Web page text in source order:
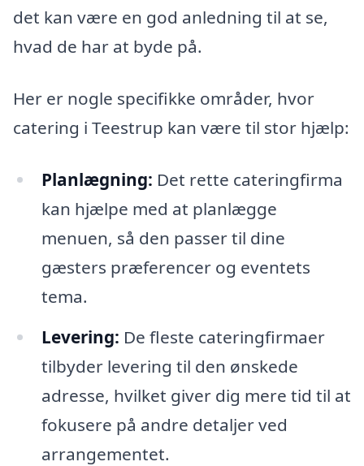
det kan være en god anledning til at se,
hvad de har at byde på.
Her er nogle specifikke områder, hvor
catering i Teestrup kan være til stor hjælp:
Planlægning: Det rette cateringfirma
kan hjælpe med at planlægge
menuen, så den passer til dine
gæsters præferencer og eventets
tema.
Levering: De fleste cateringfirmaer
tilbyder levering til den ønskede
adresse, hvilket giver dig mere tid til at
fokusere på andre detaljer ved
arrangementet.